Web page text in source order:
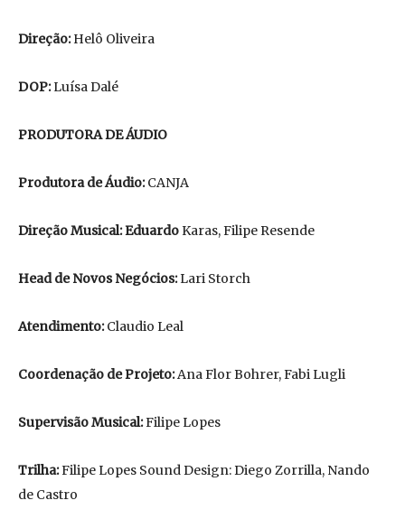
Direção:Helô Oliveira
DOP:Luísa Dalé
PRODUTORA DE ÁUDIO
Produtora de Áudio:CANJA
Direção Musical: EduardoKaras, Filipe Resende
Head de Novos Negócios:Lari Storch
Atendimento:Claudio Leal
Coordenação de Projeto:Ana Flor Bohrer, Fabi Lugli
Supervisão Musical:Filipe Lopes
Trilha:Filipe Lopes Sound Design: Diego Zorrilla, Nando
de Castro